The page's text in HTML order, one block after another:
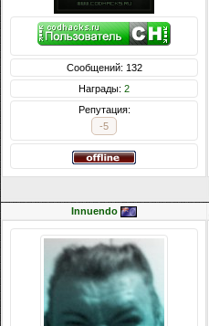
Сообщений: 132
Награды: 2
Репутация:
-5
Innuendo